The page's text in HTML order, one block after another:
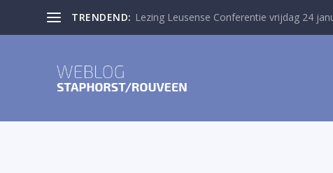
TRENDEND: Lezing Leusense Conferentie vrijdag 24